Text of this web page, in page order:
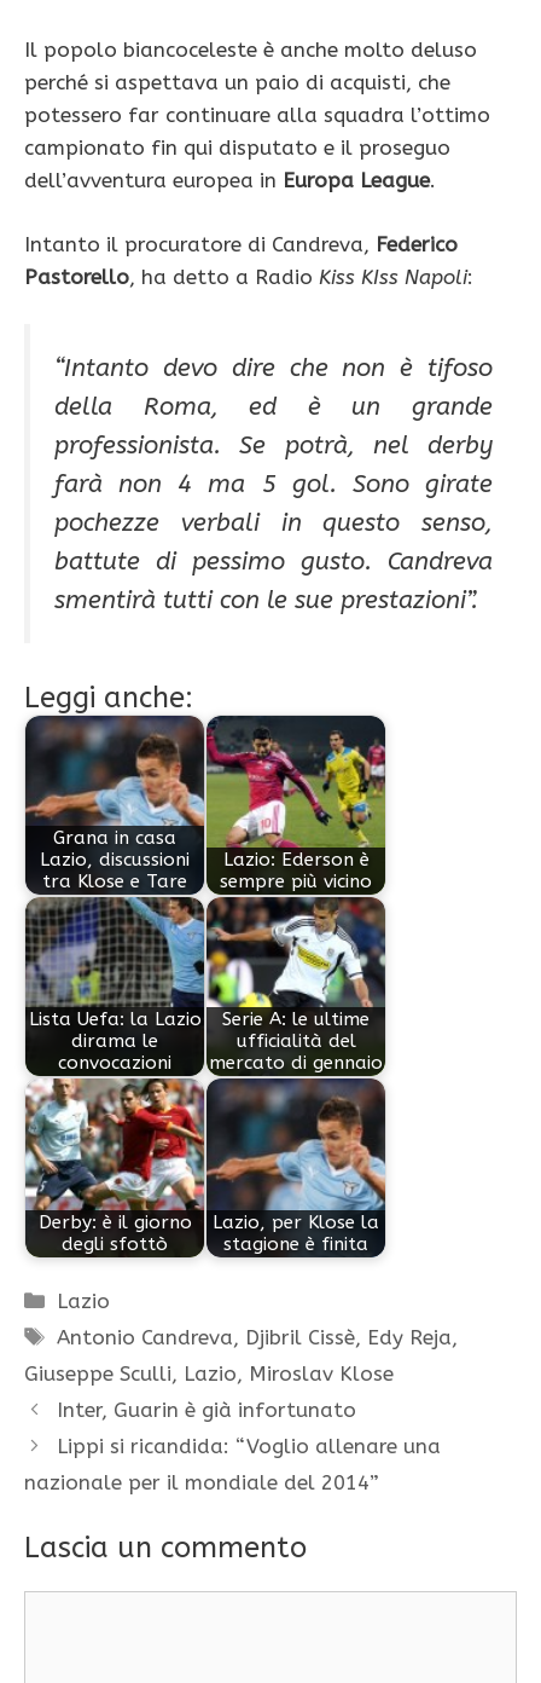
Il popolo biancoceleste è anche molto deluso
perché si aspettava un paio di acquisti, che
potessero far continuare alla squadra l’ottimo
campionato fin qui disputato e il proseguo
dell’avventura europea in Europa League.
Intanto il procuratore di Candreva, Federico
Pastorello, ha detto a Radio Kiss KIss Napoli:
“Intanto devo dire che non è tifoso
della Roma, ed è un grande
professionista. Se potrà, nel derby
farà non 4 ma 5 gol. Sono girate
pochezze verbali in questo senso,
battute di pessimo gusto. Candreva
smentirà tutti con le sue prestazioni”.
Leggi anche:
Grana in casa
Lazio, discussioni
tra Klose e Tare
Lazio: Ederson è
sempre più vicino
Lista Uefa: la Lazio
dirama le
convocazioni
Serie A: le ultime
ufficialità del
mercato di gennaio
Derby: è il giorno
degli sfottò
Lazio, per Klose la
stagione è finita
Categorie
Lazio
Tag
Antonio Candreva, Djibril Cissè, Edy Reja,
Giuseppe Sculli, Lazio, Miroslav Klose
Inter, Guarin è già infortunato
Lippi si ricandida: “Voglio allenare una
nazionale per il mondiale del 2014”
Lascia un commento